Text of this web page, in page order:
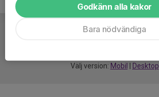
Välj version: Mobil Desktop
Godkänn alla kakor
Bara nödvändiga